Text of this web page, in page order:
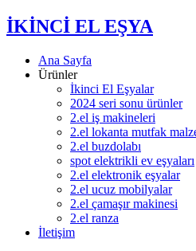
İKİNCİ EL EŞYA
Ana Sayfa
Ürünler
İkinci El Eşyalar
2024 seri sonu ürünler
2.el iş makineleri
2.el lokanta mutfak
2.el buzdolabı
spot elektrikli ev eşyaları
2.el elektronik eşyalar
2.el ucuz mobilyalar
2.el çamaşır makinesi
2.el ranza
İletişim